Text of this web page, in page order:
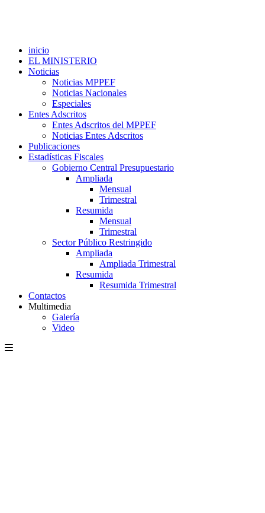
inicio
EL MINISTERIO
Noticias
Noticias MPPEF
Noticias Nacionales
Especiales
Entes Adscritos
Entes Adscritos del MPPEF
Noticias Entes Adscritos
Publicaciones
Estadísticas Fiscales
Gobierno Central Presupuestario
Ampliada
Mensual
Trimestral
Resumida
Mensual
Trimestral
Sector Público Restringido
Ampliada
Ampliada Trimestral
Resumida
Resumida Trimestral
Contactos
Multimedia
Galería
Video